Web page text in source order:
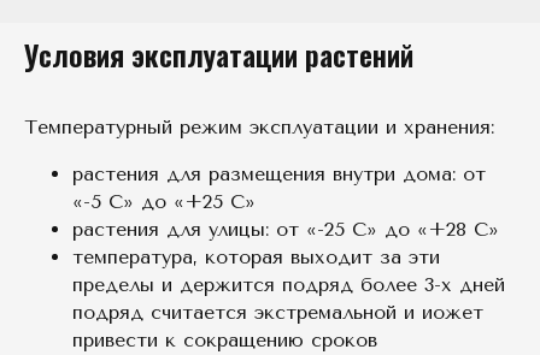
Условия эксплуатации растений
Температурный режим эксплуатации и хранения:
растения для размещения внутри дома: от
«-5 С» до «+25 С»
растения для улицы: от «-25 С» до «+28 С»
температура, которая выходит за эти
пределы и держится подряд более 3-х дней
подряд считается экстремальной и иожет
привести к сокращению сроков